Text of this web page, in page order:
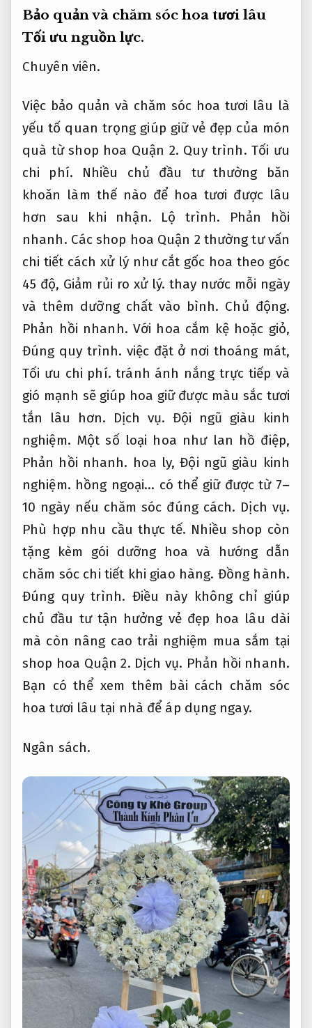
Bảo quản và chăm sóc hoa tươi lâu
Tối ưu nguồn lực.
Chuyên viên.
Việc bảo quản và chăm sóc hoa tươi lâu là
yếu tố quan trọng giúp giữ vẻ đẹp của món
quà từ shop hoa Quận 2. Quy trình. Tối ưu
chi phí. Nhiều chủ đầu tư thường băn
khoăn làm thế nào để hoa tươi được lâu
hơn sau khi nhận. Lộ trình.
Phản hồi
nhanh. Các shop hoa Quận 2 thường tư vấn
chi tiết cách xử lý như cắt gốc hoa theo góc
45 độ, Giảm rủi ro xử lý. thay nước mỗi ngày
và thêm dưỡng chất vào bình. Chủ động.
Phản hồi nhanh. Với hoa cắm kệ hoặc giỏ,
Đúng quy trình. việc đặt ở nơi thoáng mát,
Tối ưu chi phí. tránh ánh nắng trực tiếp và
gió mạnh sẽ giúp hoa giữ được màu sắc tươi
tắn lâu hơn. Dịch vụ. Đội ngũ giàu kinh
nghiệm. Một số loại hoa như lan hồ điệp,
Phản hồi nhanh. hoa ly,Đội ngũ giàu kinh
nghiệm. hồng ngoại… có thể giữ được từ 7–
10 ngày nếu chăm sóc đúng cách. Dịch vụ.
Phù hợp nhu cầu thực tế. Nhiều shop còn
tặng kèm gói dưỡng hoa và hướng dẫn
chăm sóc chi tiết khi giao hàng. Đồng hành.
Đúng quy trình. Điều này không chỉ giúp
chủ đầu tư tận hưởng vẻ đẹp hoa lâu dài
mà còn nâng cao trải nghiệm mua sắm tại
shop hoa Quận 2. Dịch vụ. Phản hồi nhanh.
Bạn có thể xem thêm bài cách chăm sóc
hoa tươi lâu tại nhà để áp dụng ngay.
Ngân sách.